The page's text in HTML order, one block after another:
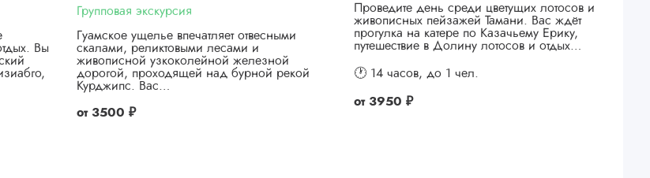
Вы
Групповая экскурсия
Гуамское ущелье впечатляет отвесными
скалами, реликтовыми лесами и
живописной узкоколейной железной
дорогой, проходящей над бурной рекой
Курджипс. Вас…
от 3500 ₽
Проведите день среди цветущих лотосов и
живописных пейзажей Тамани. Вас ждёт
прогулка на катере по Казачьему Ерику,
путешествие в Долину лотосов и отдых…
🕐 14 часов, до 1 чел.
от 3950 ₽